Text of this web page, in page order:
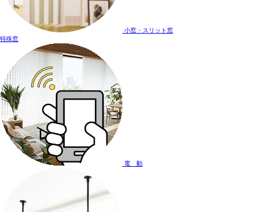
小窓・スリット窓
特殊窓
電 動